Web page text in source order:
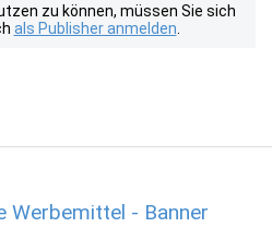
zu können, müssen Sie sich
als Publisher anmelden
Werbemittel - Banner